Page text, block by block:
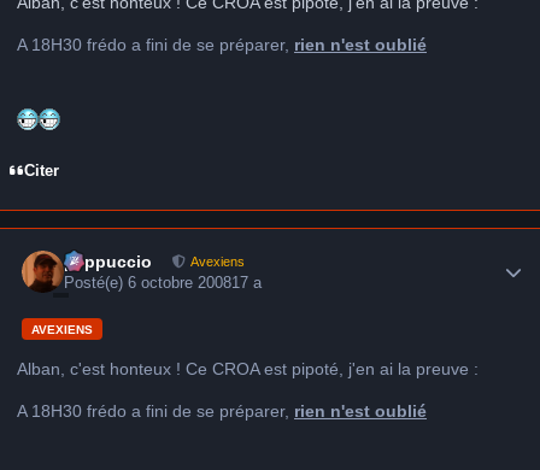
A 18H30 frédo a fini de se préparer, rien n'est oublié
Citer
peppuccio Avexiens
Posté(e)6 octobre 200817 a
AVEXIENS
Alban, c'est honteux ! Ce CROA est pipoté, j'en ai la preuve :
A 18H30 frédo a fini de se préparer, rien n'est oublié